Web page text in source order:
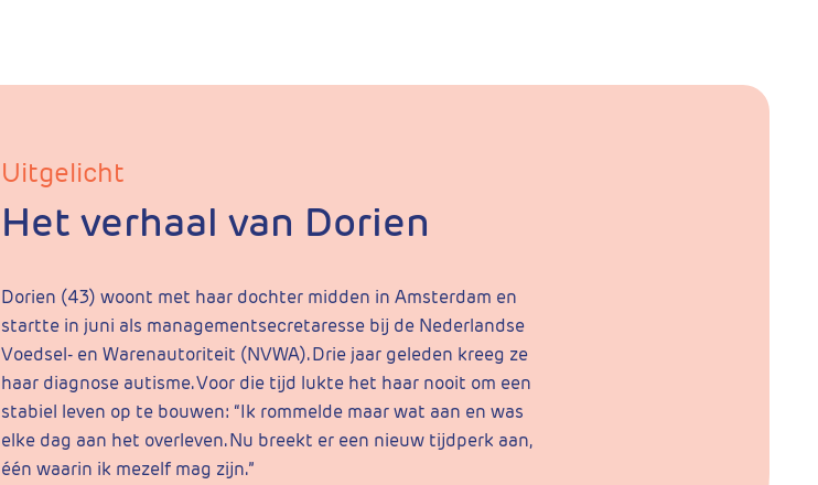
Uitgelicht
Het verhaal van Dorien
Dorien (43) woont met haar dochter midden in Amsterdam en
startte in juni als managementsecretaresse bij de Nederlandse
Voedsel- en Warenautoriteit (NVWA). Drie jaar geleden kreeg ze
haar diagnose autisme. Voor die tijd lukte het haar nooit om een
stabiel leven op te bouwen: “Ik rommelde maar wat aan en was
elke dag aan het overleven. Nu breekt er een nieuw tijdperk aan,
één waarin ik mezelf mag zijn.”